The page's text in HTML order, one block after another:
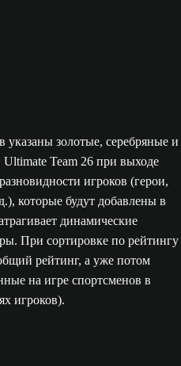
указаны золотые, серебряные и
Team 26 при выходе
игроков (герои,
которые будут добавлены в
динамические
При сортировке по рейтингу
рейтинг, а уже потом
на игре спортсменов в
игроков).